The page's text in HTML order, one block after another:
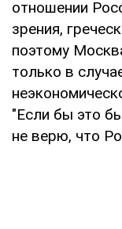
отношении
зрения,
поэтому
только в
"Если бы это
не верю, что